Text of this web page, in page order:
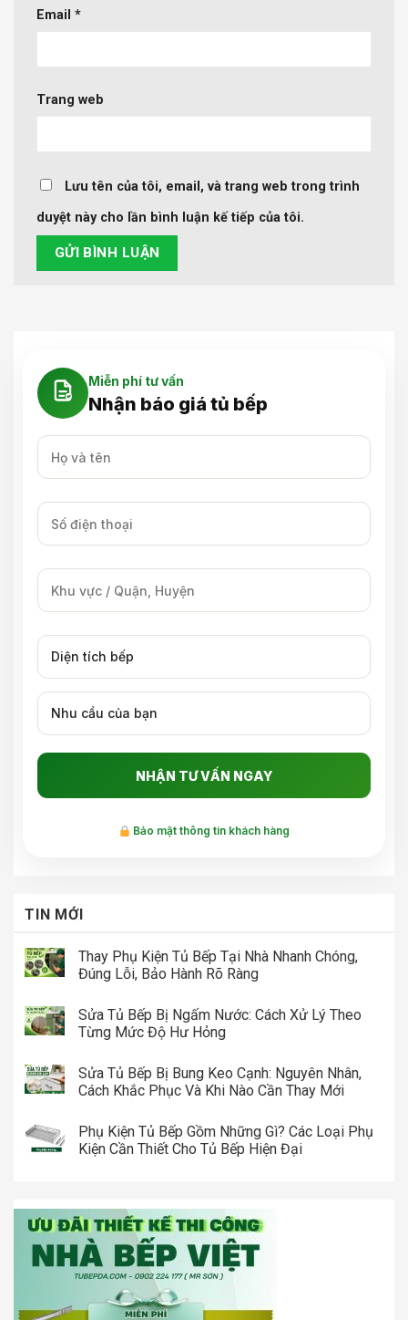
Email *
Trang web
Lưu tên của tôi, email, và trang web trong trình
duyệt này cho lần bình luận kế tiếp của tôi.
Miễn phí tư vấn
Nhận báo giá tủ bếp
Bảo mật thông tin khách hàng
TIN MỚI
Thay Phụ Kiện Tủ Bếp Tại Nhà Nhanh Chóng,
Đúng Lỗi, Bảo Hành Rõ Ràng
Sửa Tủ Bếp Bị Ngấm Nước: Cách Xử Lý Theo
Từng Mức Độ Hư Hỏng
Sửa Tủ Bếp Bị Bung Keo Cạnh: Nguyên Nhân,
Cách Khắc Phục Và Khi Nào Cần Thay Mới
Phụ Kiện Tủ Bếp Gồm Những Gì? Các Loại Phụ
Kiện Cần Thiết Cho Tủ Bếp Hiện Đại